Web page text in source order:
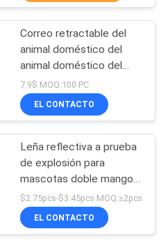
arnés del
87
perro fácil
Correo retractable del
animal doméstico del
animal doméstico del
correo del estuche de
plástico del ABS sólido
retractable del perro
7.9$ MOQ:100 PC
EL CONTACTO
Leña reflectiva a prueba
de explosión para
mascotas doble mango
de nylon Leña táctica
para perros
$2.75pcs-$3.45pcs MOQ:≥2pcs
EL CONTACTO